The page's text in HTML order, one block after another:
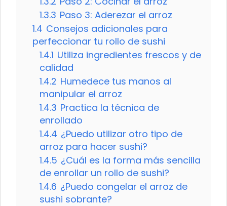
1.3.3 Paso 3: Aderezar el arroz
1.4 Consejos adicionales para
perfeccionar tu rollo de sushi
1.4.1 Utiliza ingredientes frescos y de
calidad
1.4.2 Humedece tus manos al
manipular el arroz
1.4.3 Practica la técnica de
enrollado
1.4.4 ¿Puedo utilizar otro tipo de
arroz para hacer sushi?
1.4.5 ¿Cuál es la forma más sencilla
de enrollar un rollo de sushi?
1.4.6 ¿Puedo congelar el arroz de
sushi sobrante?